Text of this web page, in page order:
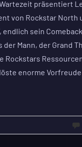
präsentiert
von Rockstar North
endlich sein
der Mann, der Grand
Rockstars
enorme